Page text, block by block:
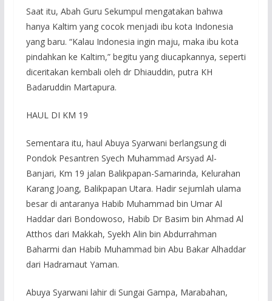
Saat itu, Abah Guru Sekumpul mengatakan bahwa
hanya Kaltim yang cocok menjadi ibu kota Indonesia
yang baru. “Kalau Indonesia ingin maju, maka ibu kota
pindahkan ke Kaltim,” begitu yang diucapkannya, seperti
diceritakan kembali oleh dr Dhiauddin, putra KH
Badaruddin Martapura.
HAUL DI KM 19
Sementara itu, haul Abuya Syarwani berlangsung di
Pondok Pesantren Syech Muhammad Arsyad Al-
Banjari, Km 19 jalan Balikpapan-Samarinda, Kelurahan
Karang Joang, Balikpapan Utara. Hadir sejumlah ulama
besar di antaranya Habib Muhammad bin Umar Al
Haddar dari Bondowoso, Habib Dr Basim bin Ahmad Al
Atthos dari Makkah, Syekh Alin bin Abdurrahman
Baharmi dan Habib Muhammad bin Abu Bakar Alhaddar
dari Hadramaut Yaman.
Abuya Syarwani lahir di Sungai Gampa, Marabahan,